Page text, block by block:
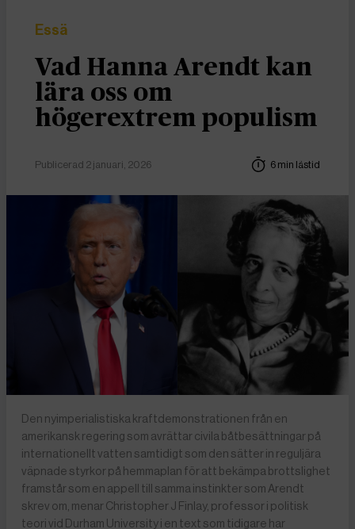
Essä
Vad Hanna Arendt kan
lära oss om
högerextrem populism
Publicerad 2 januari, 2026 6 min lästid
Den nyimperialistiska kraftdemonstrationen från en
amerikansk regering som avrättar civila båtbesättningar på
internationellt vatten samtidigt som den sätter in reguljära
väpnade styrkor på hemmaplan för att bekämpa brottslighet
framstår som en appell till samma instinkter som Arendt
skrev om, menar Christopher J Finlay, professor i politisk
teori vid Durham University i en text som tidigare har